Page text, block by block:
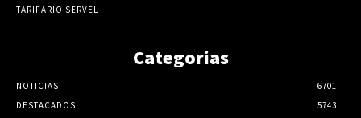
TARIFARIO SERVEL
Categorias
NOTICIAS
6701
DESTACADOS
5743